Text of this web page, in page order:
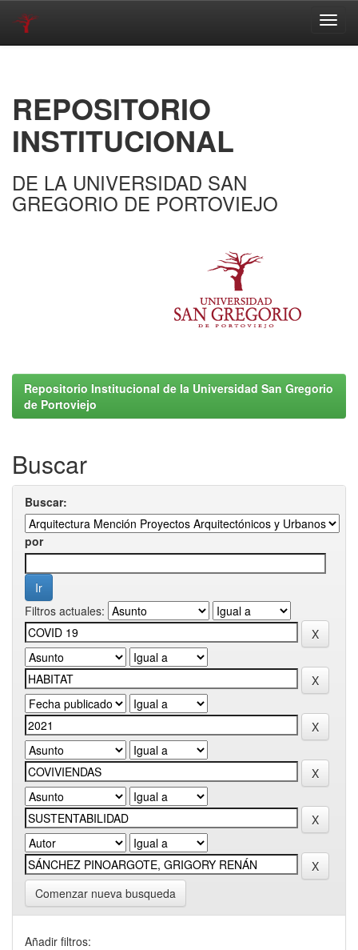
REPOSITORIO
INSTITUCIONAL
DE LA UNIVERSIDAD SAN
GREGORIO DE PORTOVIEJO
Repositorio Institucional de la Universidad San Gregorio
de Portoviejo
Buscar
Buscar:
por
Filtros actuales:
Comenzar nueva busqueda
Añadir filtros: